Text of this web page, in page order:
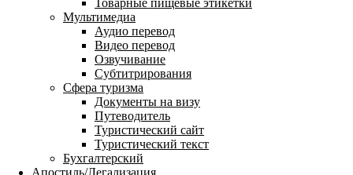
Товарные пищевые этикетки
Мультимедиа
Аудио перевод
Видео перевод
Озвучивание
Субтитрирования
Сфера туризма
Документы на визу
Путеводитель
Туристический сайт
Туристический текст
Бухгалтерский
Апостиль/Легализация